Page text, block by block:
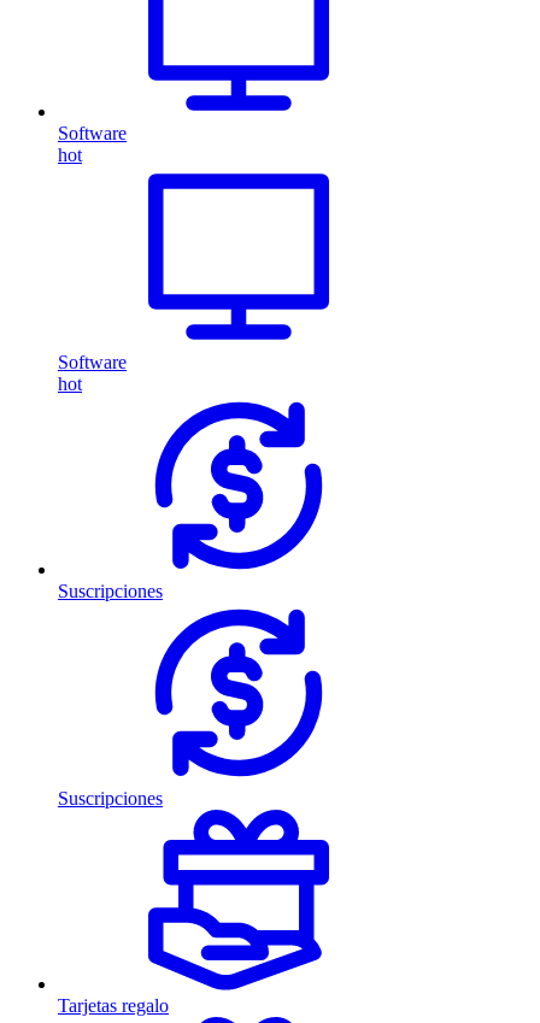
Software
hot
Software
hot
Suscripciones
Suscripciones
Tarjetas regalo